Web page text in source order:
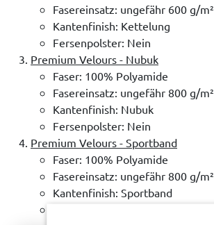
Fasereinsatz: ungefähr 600 g/m²
Kantenfinish: Kettelung
Fersenpolster: Nein
Premium Velours - Nubuk
Faser: 100% Polyamide
Fasereinsatz: ungefähr 800 g/m²
Kantenfinish: Nubuk
Fersenpolster: Nein
Premium Velours - Sportband
Faser: 100% Polyamide
Fasereinsatz: ungefähr 800 g/m²
Kantenfinish: Sportband